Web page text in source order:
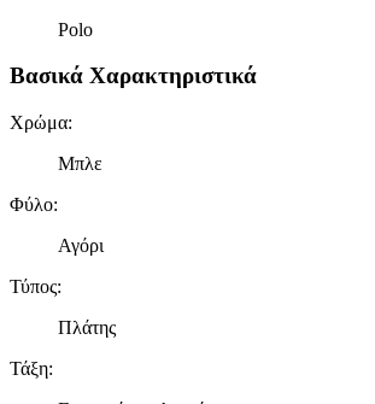
Polo
Βασικά Χαρακτηριστικά
Χρώμα:
Μπλε
Φύλο:
Αγόρι
Τύπος:
Πλάτης
Τάξη: